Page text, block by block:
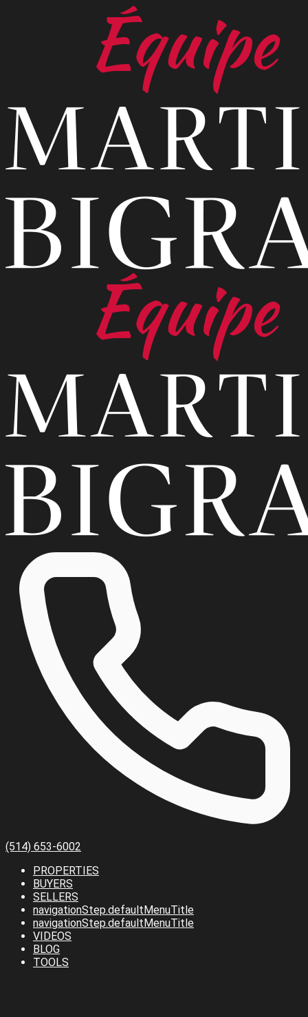
(514) 653-6002
PROPERTIES
BUYERS
SELLERS
navigationStep.defaultMenuTitle
navigationStep.defaultMenuTitle
VIDEOS
BLOG
TOOLS